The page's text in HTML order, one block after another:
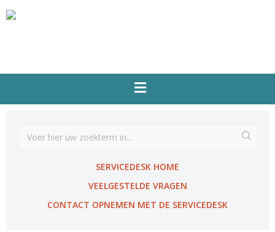
SERVICEDESK HOME
VEELGESTELDE VRAGEN
CONTACT OPNEMEN MET DE SERVICEDESK